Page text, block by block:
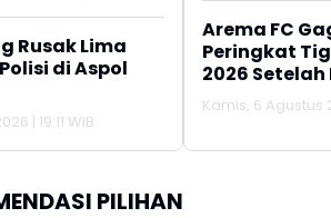
Rusak Lima
di Aspol
| 19:11 WIB
Arema FC
Peringkat
2026
Persija
Kamis, 6 Agustus
PILIHAN